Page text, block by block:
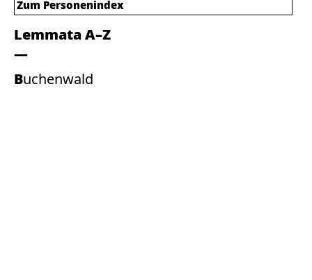
Lemmata A–Z
Buchenwald
Zum Personenindex